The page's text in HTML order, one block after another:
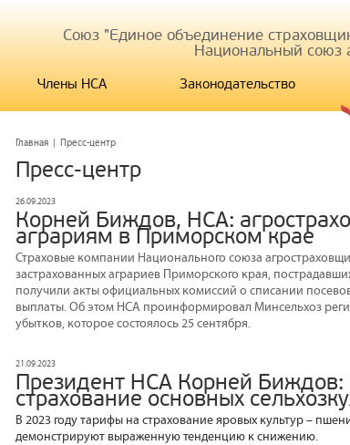
Союз "Единое объединение
Национальный союз
Члены НСА Законодательство
Главная | Пресс-центр
Пресс-центр
26.09.2023
Корней Биждов, НСА:
аграриям в Приморском крае
Страховые компании Национального союза
застрахованных аграриев Приморского края,
получили акты официальных комиссий о списании
выплаты. Об этом НСА проинформировал Минсельхоз
убытков, которое состоялось 25 сентября.
21.09.2023
Президент НСА Корней Биждов:
страхование основных
В 2023 году тарифы на страхование яровых культур –
демонстрируют выраженную тенденцию к снижению.